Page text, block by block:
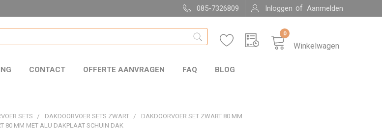
085-7326809 Inloggen of Aanmelden
Winkelwagen
0
CONTACT OFFERTE AANVRAGEN FAQ BLOG
SETS DAKDOORVOER SETS ZWART
DAKDOORVOER SET ZWART 80 MM
80 MM MET ALU DAKPLAAT SCHUIN DAK